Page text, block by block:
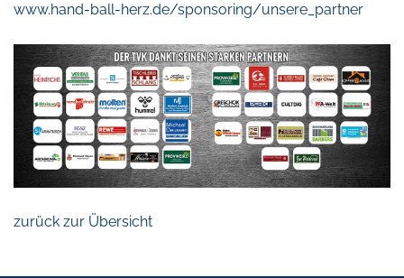
www.hand-ball-herz.de/sponsoring/unsere_partner
zurück zur Übersicht